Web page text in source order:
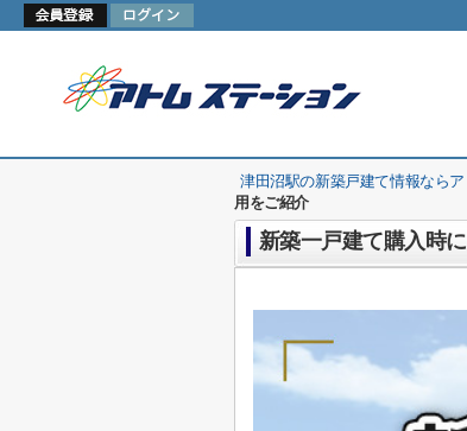
津田沼駅の新築戸建て情報なら
用をご紹介
新築一戸建て購入時